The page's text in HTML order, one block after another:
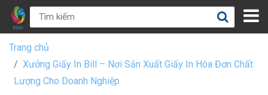
Trang chủ
Xưởng Giấy In Bill – Nơi Sản Xuất Giấy In Hóa Đơn Chất
Lượng Cho Doanh Nghiệp